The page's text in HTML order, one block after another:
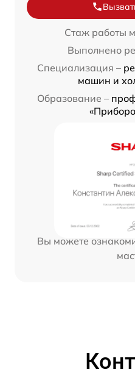
Стаж работы
Выполнено
Специализация –
машин и
Образование –
Вы можете